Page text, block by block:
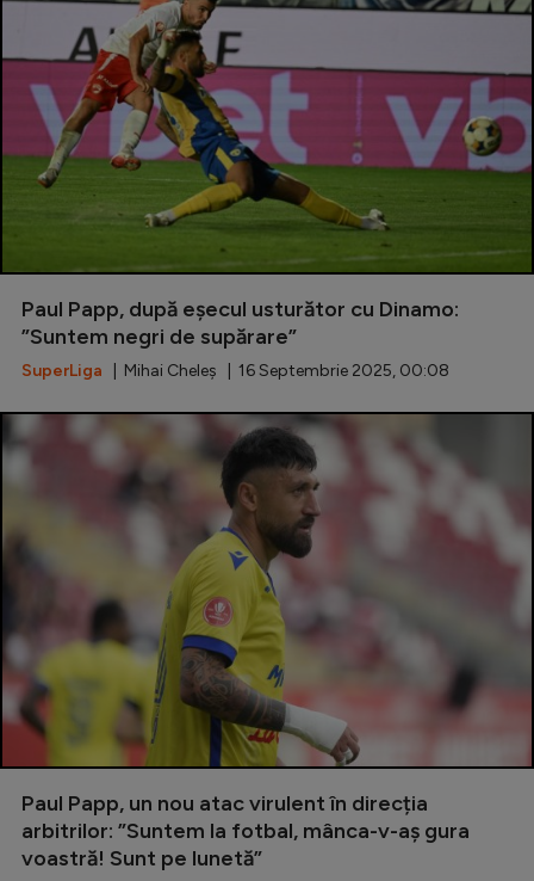
Paul Papp, după eșecul usturător cu Dinamo:
”Suntem negri de supărare”
SuperLiga | Mihai Cheleș | 16 Septembrie 2025, 00:08
Paul Papp, un nou atac virulent în direcția
arbitrilor: ”Suntem la fotbal, mânca-v-aș gura
voastră! Sunt pe lunetă”